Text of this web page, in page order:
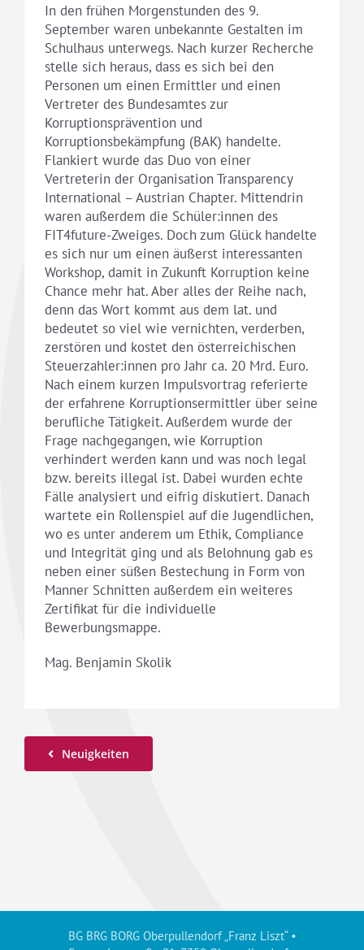
In den frühen Morgenstunden des 9.
September waren unbekannte Gestalten im
Schulhaus unterwegs. Nach kurzer Recherche
stelle sich heraus, dass es sich bei den
Personen um einen Ermittler und einen
Vertreter des Bundesamtes zur
Korruptionsprävention und
Korruptionsbekämpfung (BAK) handelte.
Flankiert wurde das Duo von einer
Vertreterin der Organisation Transparency
International – Austrian Chapter. Mittendrin
waren außerdem die Schüler:innen des
FIT4future-Zweiges. Doch zum Glück handelte
es sich nur um einen äußerst interessanten
Workshop, damit in Zukunft Korruption keine
Chance mehr hat. Aber alles der Reihe nach,
denn das Wort kommt aus dem lat. und
bedeutet so viel wie vernichten, verderben,
zerstören und kostet den österreichischen
Steuerzahler:innen pro Jahr ca. 20 Mrd. Euro.
Nach einem kurzen Impulsvortrag referierte
der erfahrene Korruptionsermittler über seine
berufliche Tätigkeit. Außerdem wurde der
Frage nachgegangen, wie Korruption
verhindert werden kann und was noch legal
bzw. bereits illegal ist. Dabei wurden echte
Fälle analysiert und eifrig diskutiert. Danach
wartete ein Rollenspiel auf die Jugendlichen,
wo es unter anderem um Ethik, Compliance
und Integrität ging und als Belohnung gab es
neben einer süßen Bestechung in Form von
Manner Schnitten außerdem ein weiteres
Zertifikat für die individuelle
Bewerbungsmappe.
Mag. Benjamin Skolik
Neuigkeiten
BG BRG BORG Oberpullendorf „Franz Liszt“ •